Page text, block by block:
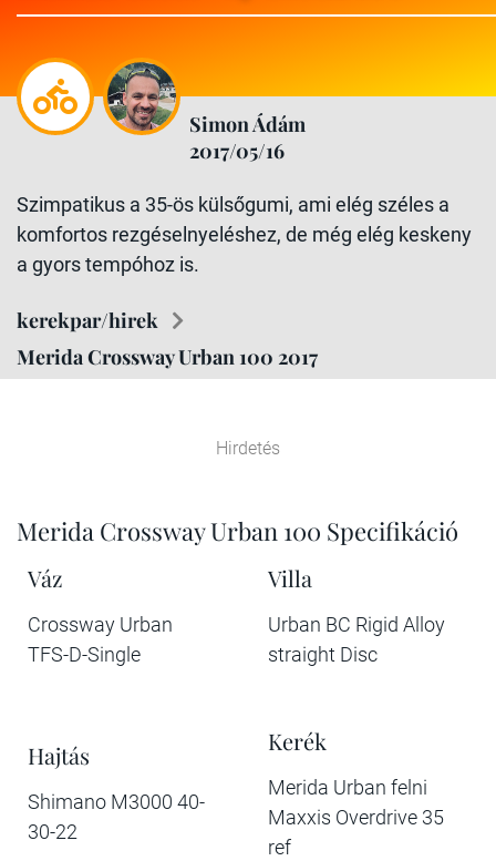
Simon Ádám
2017/05/16
Szimpatikus a 35-ös külsőgumi, ami elég széles a
komfortos rezgéselnyeléshez, de még elég keskeny
a gyors tempóhoz is.
kerekpar/hirek
Merida Crossway Urban 100 2017
Hirdetés
Merida Crossway Urban 100 Specifikáció
Váz
Crossway Urban
TFS-D-Single
Villa
Urban BC Rigid Alloy
straight Disc
Hajtás
Shimano M3000 40-
30-22
Kerék
Merida Urban felni
Maxxis Overdrive 35
ref